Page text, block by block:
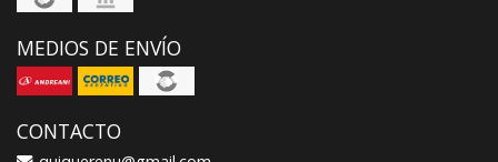
MEDIOS DE ENVÍO
CONTACTO